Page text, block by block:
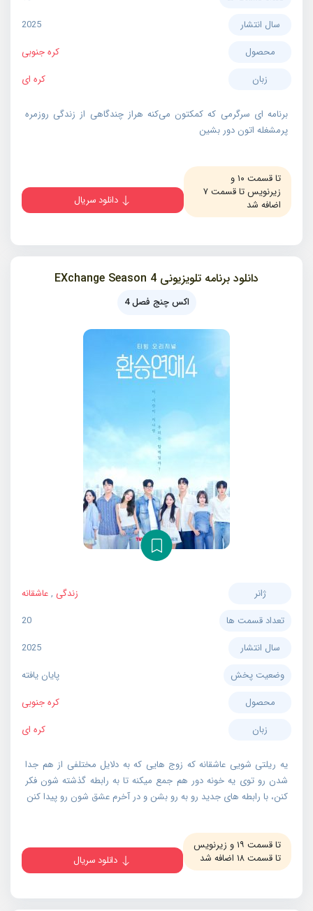
سال انتشار
2025
محصول
کره جنوبی
زبان
کره ای
برنامه ای سرگرمی که کمکتون می‌کنه هراز چندگاهی از زندگی روزمره
پرمشغله اتون دور بشین
تا قسمت ۱۰ و
زیرنویس تا قسمت ۷
اضافه شد
دانلود سریال
دانلود برنامه تلویزیونی EXchange Season 4
اکس چنج فصل 4
ژانر زندگی ,عاشقانه
تعداد قسمت ها
20
سال انتشار
2025
وضعیت پخش
پایان یافته
محصول
کره جنوبی
زبان
کره ای
یه ریلتی شویی عاشقانه که زوج هایی که به دلایل مختلفی از هم جدا
شدن رو توی یه خونه دور هم جمع میکنه تا به رابطه گذشته شون فکر
کنن، با رابطه های جدید رو به رو بشن و در آخرم عشق شون رو پیدا کنن
تا قسمت ۱۹ و زیرنویس
تا قسمت ۱۸ اضافه شد
دانلود سریال